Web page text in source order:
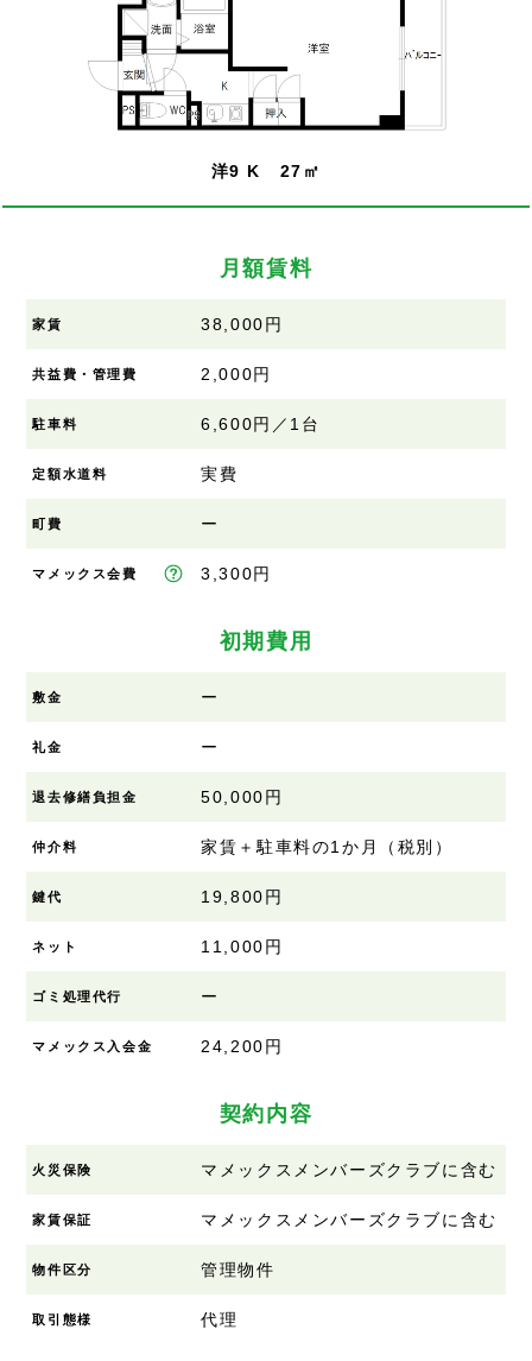
洋9 K 27㎡
月額賃料
家賃 38,000円
共益費・管理費 2,000円
駐車料 6,600円／1台
定額水道料 実費
町費 ー
マメックス会費 3,300円
初期費用
敷金 ー
礼金 ー
退去修繕負担金 50,000円
仲介料 家賃＋駐車料の1か月（税別）
鍵代 19,800円
ネット 11,000円
ゴミ処理代行 ー
マメックス入会金 24,200円
契約内容
火災保険 マメックスメンバーズクラブに含む
家賃保証 マメックスメンバーズクラブに含む
物件区分 管理物件
取引態様 代理